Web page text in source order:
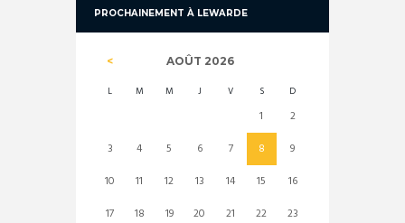
PROCHAINEMENT À LEWARDE
AOÛT 2026
L M M J V S D
1
2
3
4 5 6 7 8
9
10
11 12 13 14 15
16
17
18 19 20 21 22 23